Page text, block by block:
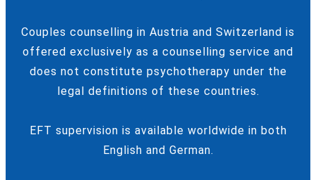
Couples counselling in Austria and Switzerland is
offered exclusively as a counselling service and
does not constitute psychotherapy under the
legal definitions of these countries.
EFT supervision is available worldwide in both
English and German.